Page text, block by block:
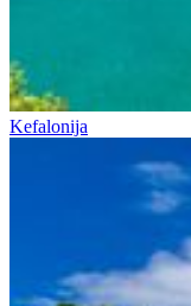
Kefalonija